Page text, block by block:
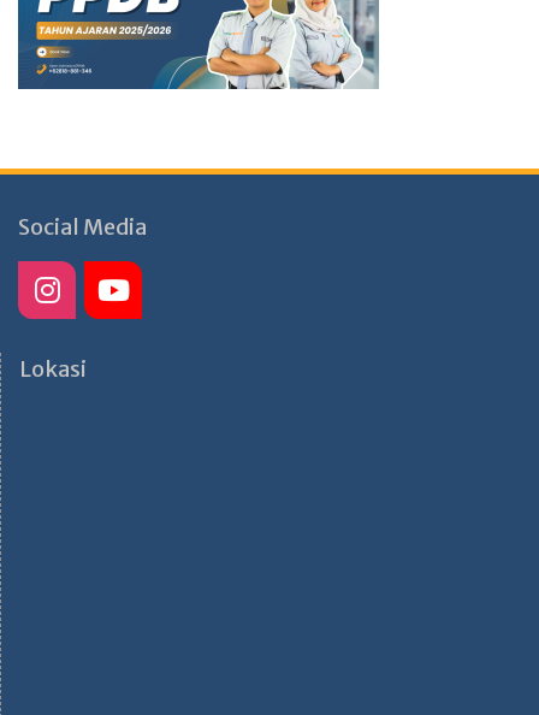
Social Media
Lokasi